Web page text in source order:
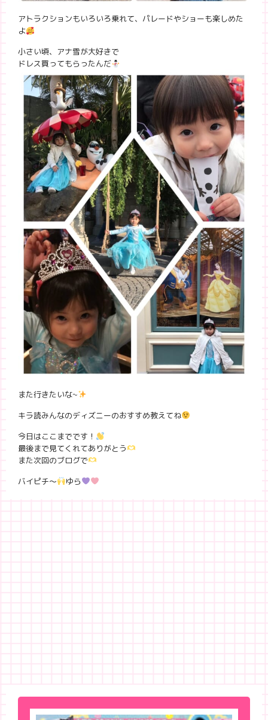
アトラクションもいろいろ乗れて、パレードやショーも楽しめた
よ
小さい頃、アナ雪が大好きで
ドレス買ってもらったんだ
また行きたいな~
キラ読みんなのディズニーのおすすめ教えてね
今日はここまでです！
最後まで見てくれてありがとう
また次回のブログで
バイピチ〜
ゆら